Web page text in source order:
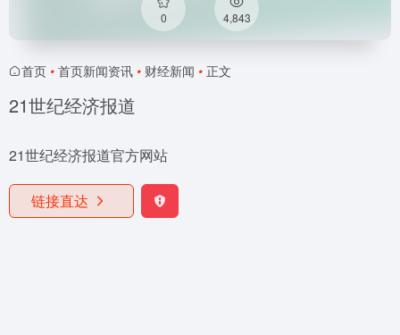
0 4,843
首页 • 首页新闻资讯 • 财经新闻 • 正文
21世纪经济报道
21世纪经济报道官方网站
链接直达